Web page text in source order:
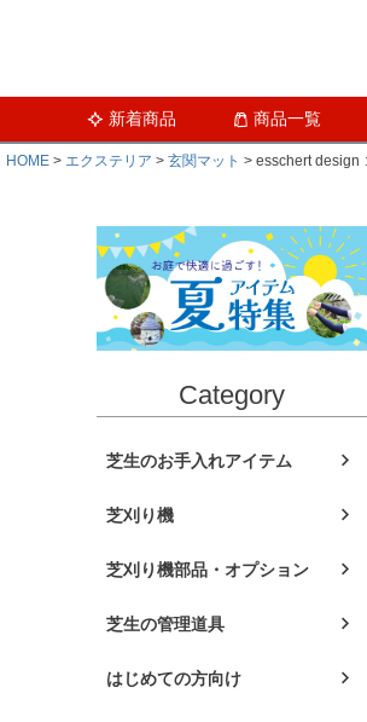
新着商品 商品一覧
HOME エクステリア 玄関マット esschert design
Category
芝生のお手入れアイテム
芝刈り機
芝刈り機部品・オプション
芝生の管理道具
はじめての方向け